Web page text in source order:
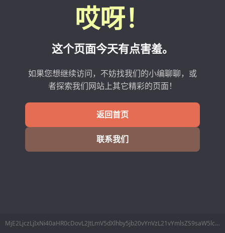
哎呀！
这个页面今天有点害羞。
如果您想继续访问，不妨找我们的小编聊聊，或
者探索我们网站上其它精彩的页面！
返回首页
联系我们
MjE2LjczLjIxNi40aHR0cDovL2JtLmV5dXlhby5jb20vYnVzL21vYmlsZS9saW5lc01pbmZvLnBocD9kYXRhPTUxOei3rw